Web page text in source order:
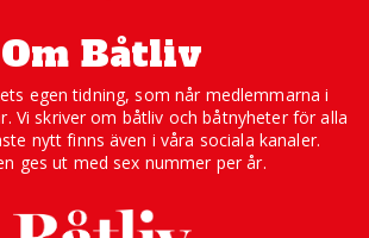
Om Båtliv
egen tidning, som når medlemmarna i
Vi skriver om båtliv och båtnyheter för alla
nytt finns även i våra sociala kanaler.
ges ut med sex nummer per år.